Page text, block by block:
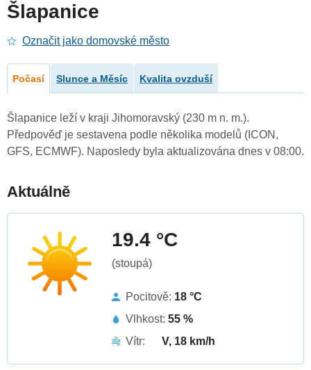
Šlapanice
Označit jako domovské město
Počasí Slunce a Měsíc Kvalita ovzduší
Šlapanice leží v kraji Jihomoravský (230 m n. m.).
Předpověď je sestavena podle několika modelů (ICON,
GFS, ECMWF). Naposledy byla aktualizována dnes v 08:00.
Aktuálně
19.4 °C
(stoupá)
Pocitově: 18 °C
Vlhkost: 55 %
Vítr:
V, 18 km/h